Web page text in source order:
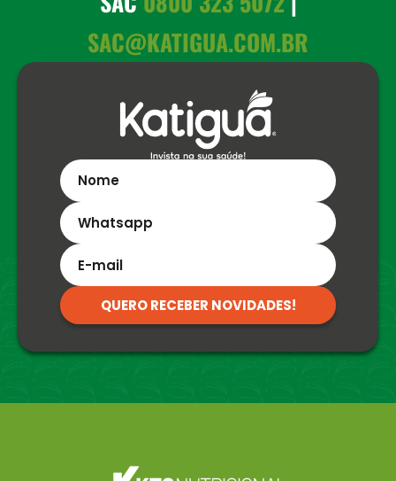
SAC@KATIGUA.COM.BR
QUERO RECEBER NOVIDADES!